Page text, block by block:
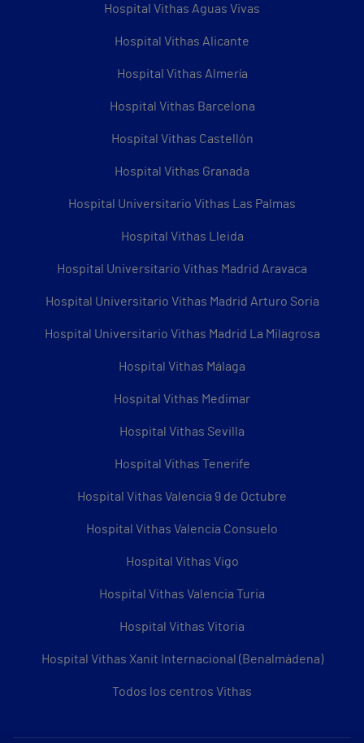
Hospital Vithas Aguas Vivas
Hospital Vithas Alicante
Hospital Vithas Almería
Hospital Vithas Barcelona
Hospital Vithas Castellón
Hospital Vithas Granada
Hospital Universitario Vithas Las Palmas
Hospital Vithas Lleida
Hospital Universitario Vithas Madrid Aravaca
Hospital Universitario Vithas Madrid Arturo Soria
Hospital Universitario Vithas Madrid La Milagrosa
Hospital Vithas Málaga
Hospital Vithas Medimar
Hospital Vithas Sevilla
Hospital Vithas Tenerife
Hospital Vithas Valencia 9 de Octubre
Hospital Vithas Valencia Consuelo
Hospital Vithas Vigo
Hospital Vithas Valencia Turia
Hospital Vithas Vitoria
Hospital Vithas Xanit Internacional (Benalmádena)
Todos los centros Vithas